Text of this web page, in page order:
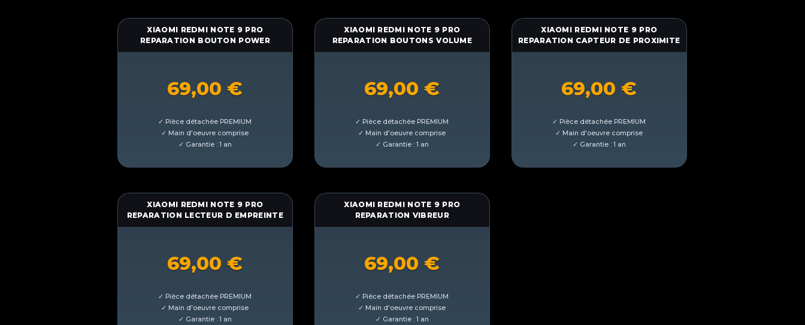
XIAOMI REDMI NOTE 9 PRO
REPARATION BOUTON POWER
69,00 €
XIAOMI REDMI NOTE 9 PRO
REPARATION BOUTONS VOLUME
69,00 €
XIAOMI REDMI NOTE 9 PRO
REPARATION CAPTEUR DE PROXIMITE
69,00 €
XIAOMI REDMI NOTE 9 PRO
REPARATION LECTEUR D EMPREINTE
69,00 €
XIAOMI REDMI NOTE 9 PRO
REPARATION VIBREUR
69,00 €